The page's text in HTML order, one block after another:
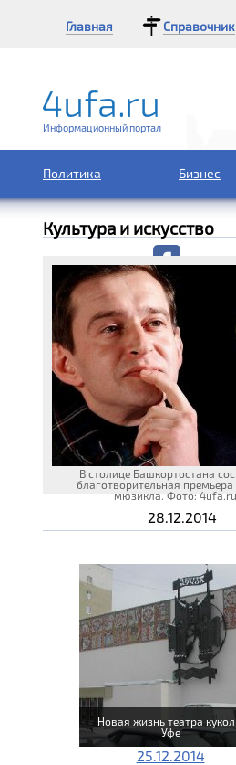
Главная Справочник
Информационный портал
Политика Бизнес
Культура и искусство
В столице Башкортостана
благотворительная премьера
мюзикла. Фото: 4ufa.ru
28.12.2014
Новая жизнь театра
Уфе
25.12.2014